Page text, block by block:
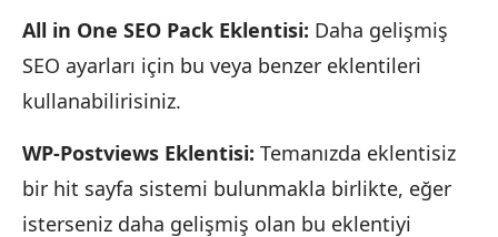
All in One SEO Pack Eklentisi: Daha gelişmiş
SEO ayarları için bu veya benzer eklentileri
kullanabilirisiniz.
WP-Postviews Eklentisi: Temanızda eklentisiz
bir hit sayfa sistemi bulunmakla birlikte, eğer
isterseniz daha gelişmiş olan bu eklentiyi